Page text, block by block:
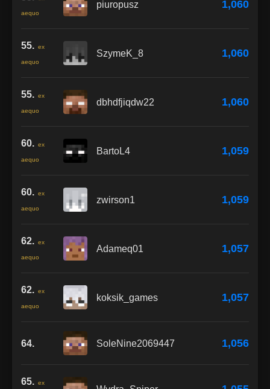
aequo
piuropusz 1,060
55. ex
aequo
SzymeK_8 1,060
55. ex
aequo
dbhdfjiqdw22 1,060
60. ex
aequo
BartoL4 1,059
60. ex
aequo
zwirson1 1,059
62. ex
aequo
Adameq01 1,057
62. ex
aequo
koksik_games 1,057
64. SoleNine2069447 1,056
65. ex